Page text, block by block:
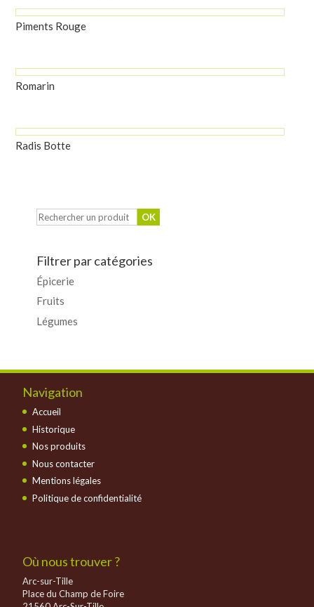
Piments Rouge
Romarin
Radis Botte
Filtrer par catégories
Épicerie
Fruits
Légumes
Navigation
Accueil
Historique
Nos produits
Nous contacter
Mentions légales
Politique de confidentialité
Où nous trouver ?
Arc-sur-Tille
Place du Champ de Foire